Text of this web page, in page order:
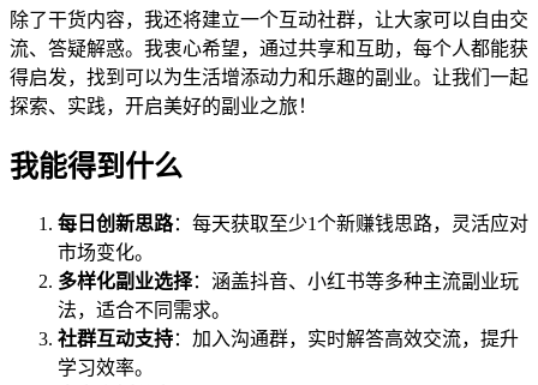
除了干货内容，我还将建立一个互动社群，让大家可以自由交
流、答疑解惑。我衷心希望，通过共享和互助，每个人都能获
得启发，找到可以为生活增添动力和乐趣的副业。让我们一起
探索、实践，开启美好的副业之旅！
我能得到什么
每日创新思路：每天获取至少1个新赚钱思路，灵活应对
市场变化。
多样化副业选择：涵盖抖音、小红书等多种主流副业玩
法，适合不同需求。
社群互动支持：加入沟通群，实时解答高效交流，提升
学习效率。